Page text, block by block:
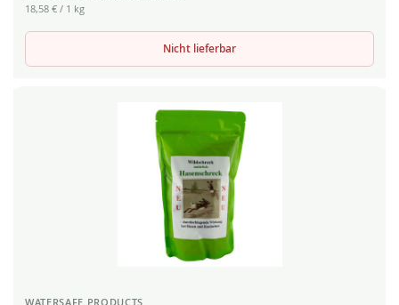
18,58 € / 1 kg
Nicht lieferbar
WATERSAFE PRODUCTS